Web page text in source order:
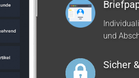
und
Sicher